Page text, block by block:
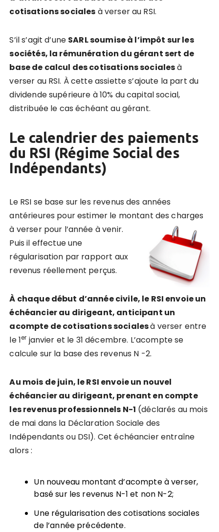
cotisations sociales à verser au RSI.
S’il s’agit d’une SARL soumise à l’impôt sur les
sociétés, la rémunération du gérant sert de
base de calcul des cotisations socialesà
verser au RSI. À cette assiette s’ajoute la part du
dividende supérieure à 10% du capital social,
distribuée le cas échéant au gérant.
Le calendrier des paiements
du RSI (Régime Social des
Indépendants)
Le RSI se base sur les revenus des années
antérieures pour estimer le montant des charges
à verser pour l’année àvenir.
Puis il effectue une
régularisation par rapport aux
revenus réellement perçus.
À chaque début d’année civile, le RSI envoie un
échéancier au dirigeant, anticipant un
acompte de cotisations socialesà verser entre
le 1er janvier et le 31 décembre. L’acompte se
calcule sur la base des revenus N -2.
Au mois de juin, le RSI envoie un nouvel
échéancier au dirigeant, prenant en compte
les revenus professionnels N-1 (déclarés au mois
de mai dans la Déclaration Sociale des
Indépendants ou DSI). Cet échéancier entraîne
alors :
Un nouveau montant d’acompte à verser,
basé sur les revenus N-1 et non N-2;
Une régularisation des cotisations sociales
de l’année précédente.